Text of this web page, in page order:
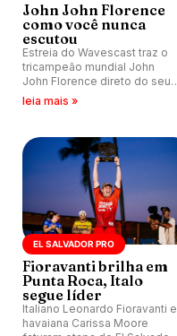
John John Florence
como você nunca
escutou
Estreia do Wavescast traz o
tricampeão mundial John
John Florence direto do seu
veleiro enquanto navega pelo
Irons, Gabriel Medina e muito
mais.
leia mais »
EL SALVADOR PRO
Fioravanti brilha em
Punta Roca, Italo
segue líder
Italiano Leonardo Fioravanti e
havaiana Carissa Moore